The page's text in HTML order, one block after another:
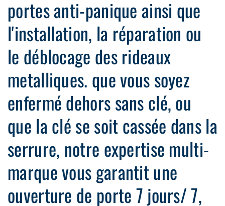
portes anti-panique ainsi que
l'installation, la réparation ou
le déblocage des rideaux
metalliques. que vous soyez
enfermé dehors sans clé, ou
que la clé se soit cassée dans la
serrure, notre expertise multi-
marque vous garantit une
ouverture de porte 7 jours/ 7,